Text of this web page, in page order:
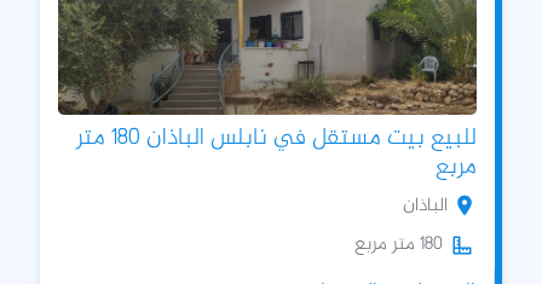
للبيع بيت مستقل في نابلس الباذان 180 متر
مربع
الباذان
180 متر مربع